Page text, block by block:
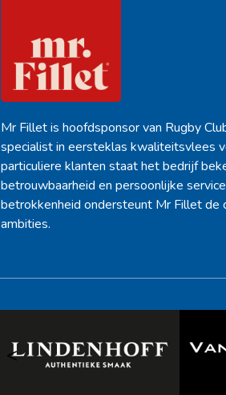
Mr Fillet is hoofdsponsor van Rugby
specialist in eersteklas kwaliteitsvlees
particuliere klanten staat het bedrijf
betrouwbaarheid en persoonlijke
betrokkenheid ondersteunt Mr Fillet de
ambities.
<